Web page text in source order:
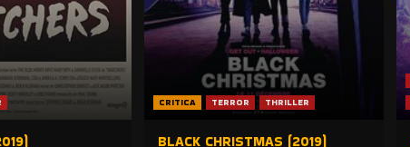
CRITICA TERROR THRILLER
BLACK CHRISTMAS (2019)